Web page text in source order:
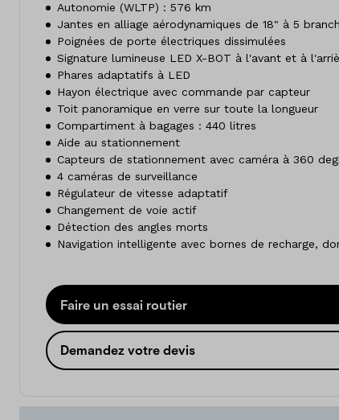
Autonomie (WLTP) : 576 km
Jantes en alliage aérodynamiques de 18" à 5
Poignées de porte électriques dissimulées
Signature lumineuse LED X-BOT à l'avant et à
Phares adaptatifs à LED
Hayon électrique avec commande par capteur
Toit panoramique en verre sur toute la longueur
Compartiment à bagages : 440 litres
Aide au stationnement
Capteurs de stationnement avec caméra à 360
4 caméras de surveillance
Régulateur de vitesse adaptatif
Changement de voie actif
Détection des angles morts
Navigation intelligente avec bornes de recharge,
Faire un essai routier
Demandez votre devis